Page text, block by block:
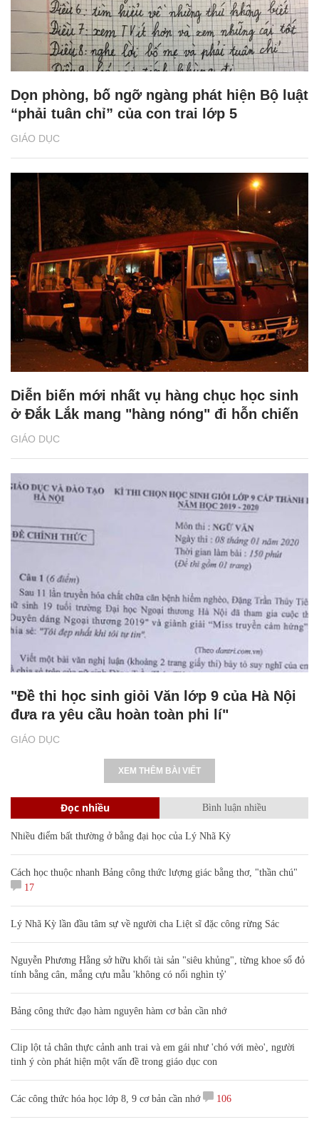
GIÁO DỤC
Dọn phòng, bố ngỡ ngàng phát hiện Bộ luật
“phải tuân chỉ” của con trai lớp 5
GIÁO DỤC
Diễn biến mới nhất vụ hàng chục học sinh
ở Đắk Lắk mang "hàng nóng" đi hỗn chiến
GIÁO DỤC
"Đề thi học sinh giỏi Văn lớp 9 của Hà Nội
đưa ra yêu cầu hoàn toàn phi lí"
XEM THÊM BÀI VIẾT
Đọc nhiều Bình luận nhiều
Nhiều điểm bất thường ở bằng đại học của Lý Nhã Kỳ
Cách học thuộc nhanh Bảng công thức lượng giác bằng thơ, "thần chú"
17
Lý Nhã Kỳ lần đầu tâm sự về người cha Liệt sĩ đặc công rừng Sác
Nguyễn Phương Hằng sở hữu khối tài sản "siêu khủng", từng khoe sổ đỏ
tính bằng cân, mắng cựu mẫu 'không có nổi nghìn tỷ'
Bảng công thức đạo hàm nguyên hàm cơ bản cần nhớ
Clip lột tả chân thực cảnh anh trai và em gái như 'chó với mèo', người
tinh ý còn phát hiện một vấn đề trong giáo dục con
Các công thức hóa học lớp 8, 9 cơ bản cần nhớ 106